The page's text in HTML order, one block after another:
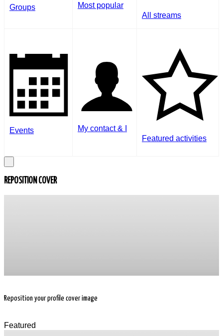
Groups
Most popular
All streams
Events
My contact & I
Featured activities
REPOSITION COVER
Reposition your profile cover image
Featured